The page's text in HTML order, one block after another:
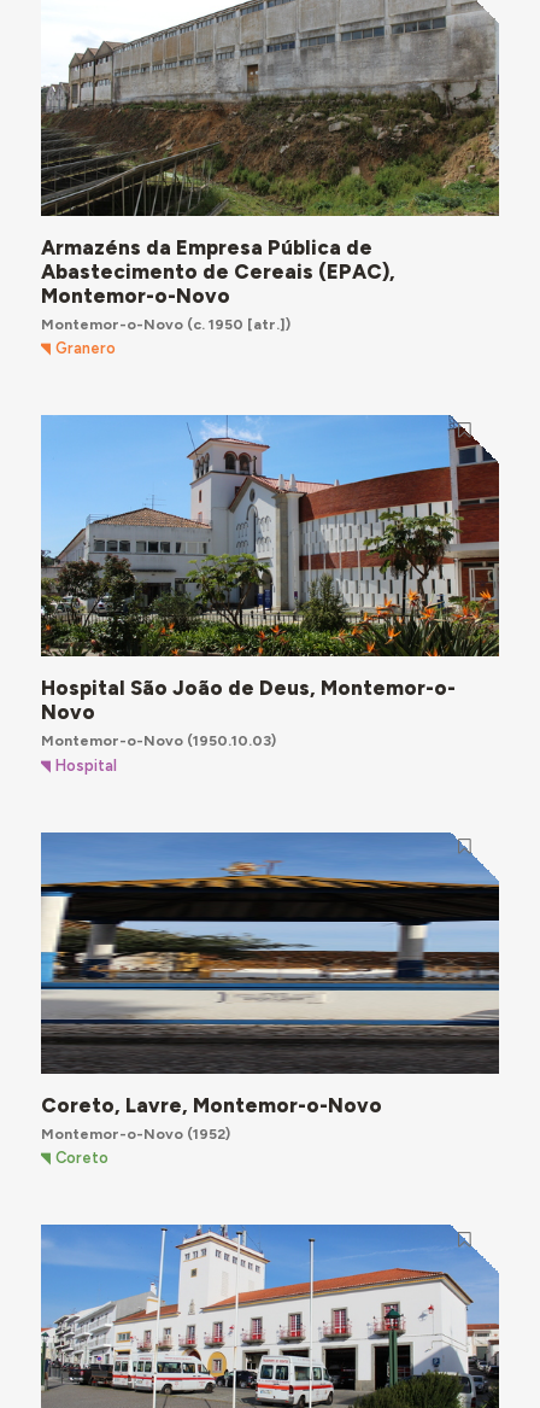
Armazéns da Empresa Pública de
Abastecimento de Cereais (EPAC),
Montemor-o-Novo
Montemor-o-Novo(c. 1950 [atr.])
Granero
Hospital São João de Deus, Montemor-o-
Novo
Montemor-o-Novo(1950.10.03)
Hospital
Coreto, Lavre, Montemor-o-Novo
Montemor-o-Novo(1952)
Coreto